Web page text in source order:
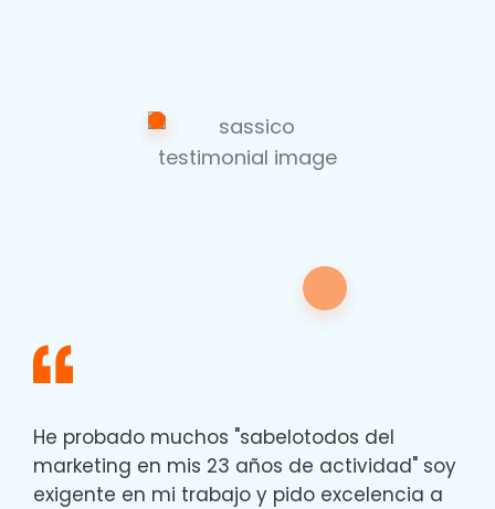
He probado muchos "sabelotodos del
marketing en mis 23 años de actividad" soy
exigente en mi trabajo y pido excelencia a